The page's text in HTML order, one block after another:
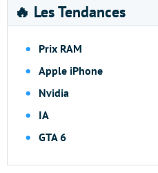
🔥 Les Tendances
Prix RAM
Apple iPhone
Nvidia
IA
GTA 6